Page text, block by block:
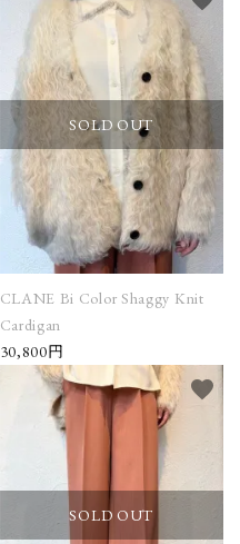
SOLD OUT
CLANE Bi Color Shaggy Knit
Cardigan
30,800円
SOLD OUT
favorite